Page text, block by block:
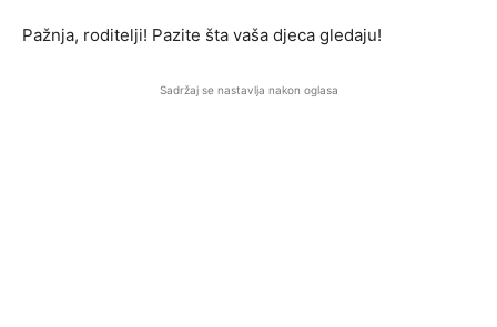
Pažnja, roditelji! Pazite šta vaša djeca gledaju!
Sadržaj se nastavlja nakon oglasa